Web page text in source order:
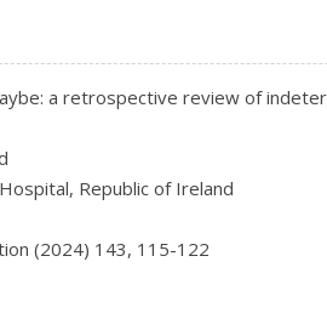
a retrospective review of
Republic of Ireland
(2024) 143, 115-122